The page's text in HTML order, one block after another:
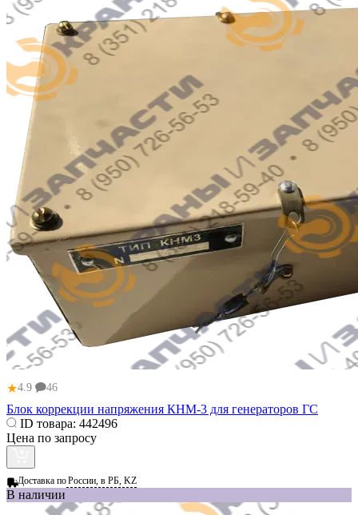
★4.9 46
Блок коррекции напряжения КНМ-3 для генераторов ГС
ID товара: 442496
Цена по запросу
Доставка поРоссии, в РБ, KZ
В наличии